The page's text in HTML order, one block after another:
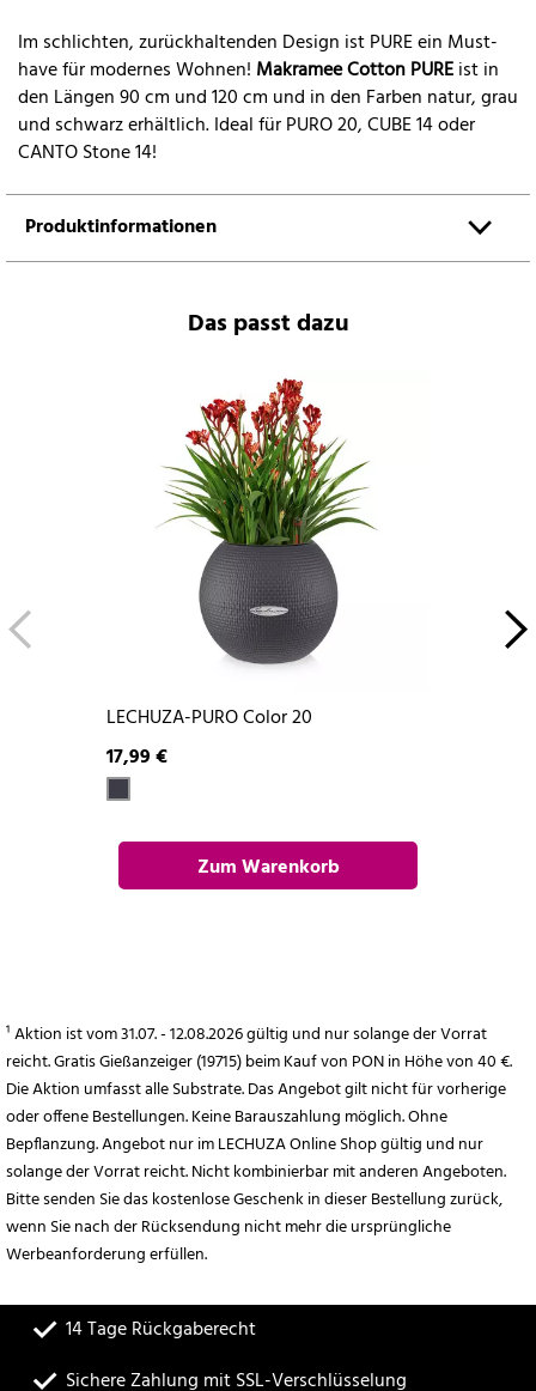
Im schlichten, zurückhaltenden Design ist PURE ein Must-
have für modernes Wohnen! Makramee Cotton PUREist in
den Längen 90 cm und 120 cm und in den Farben natur, grau
und schwarz erhältlich. Ideal für PURO 20, CUBE 14 oder
CANTO Stone 14!
Produktinformationen
Das passt dazu
LECHUZA-PURO Color 20
17,99 €
Zum Warenkorb
¹ Aktion ist vom 31.07. - 12.08.2026 gültig und nur solange der Vorrat
reicht. Gratis Gießanzeiger (19715) beim Kauf von PON in Höhe von 40 €.
Die Aktion umfasst alle Substrate. Das Angebot gilt nicht für vorherige
oder offene Bestellungen. Keine Barauszahlung möglich. Ohne
Bepflanzung. Angebot nur im LECHUZA Online Shop gültig und nur
solange der Vorrat reicht. Nicht kombinierbar mit anderen Angeboten.
Bitte senden Sie das kostenlose Geschenk in dieser Bestellung zurück,
wenn Sie nach der Rücksendung nicht mehr die ursprüngliche
Werbeanforderung erfüllen.
14 Tage Rückgaberecht
Sichere Zahlung mit SSL-Verschlüsselung